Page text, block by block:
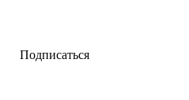
Подписаться